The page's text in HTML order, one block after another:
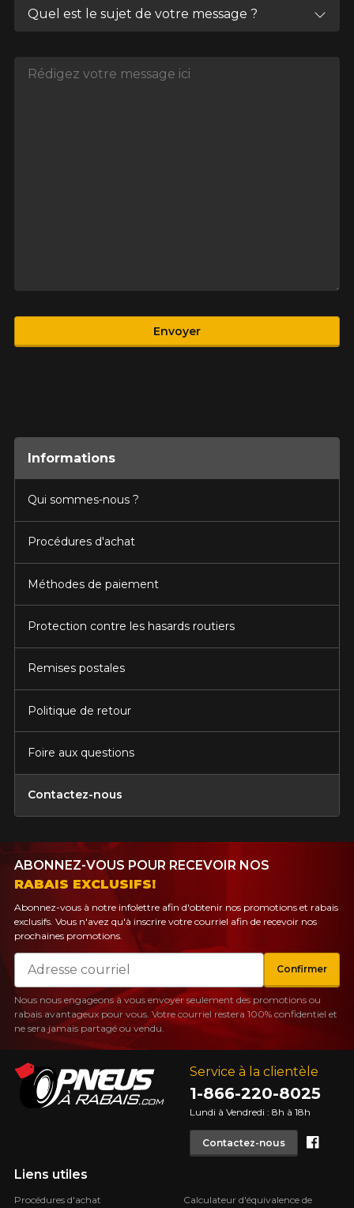
Produit
Envoyer
Informations
Qui sommes-nous ?
Procédures d'achat
Méthodes de paiement
Protection contre les hasards routiers
Remises postales
Politique de retour
Foire aux questions
Contactez-nous
Service à la clientèle
1-866-220-8025
Lundi à Vendredi : 8h à 18h
Contactez-nous
Liens utiles
Procédures d'achat Calculateur d'équivalence de
ABONNEZ-VOUS POUR RECEVOIR NOS
RABAIS EXCLUSIFS!
Abonnez-vous à notre infolettre afin d'obtenir nos promotions et rabais
exclusifs. Vous n'avez qu'à inscrire votre courriel afin de recevoir nos
prochaines promotions.
Courriel
Confirmer
Nous nous engageons à vous envoyer seulement des promotions ou
rabais avantageux pour vous. Votre courriel restera 100% confidentiel et
ne sera jamais partagé ou vendu.